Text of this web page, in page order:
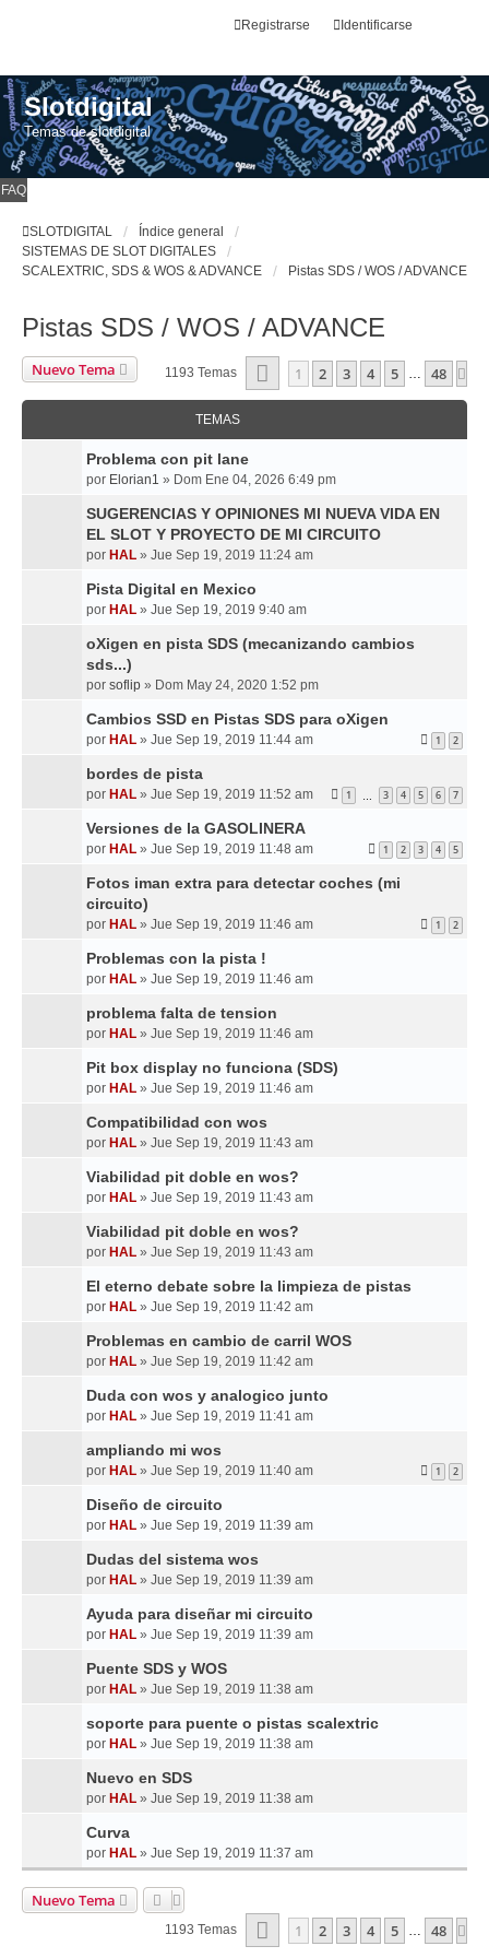
Identificarse
Registrarse
Slotdigital
Temas de slotdigital
FAQ
SLOTDIGITAL
Índice general
SISTEMAS DE SLOT DIGITALES
SCALEXTRIC, SDS & WOS & ADVANCE
Pistas SDS / WOS / ADVANCE
Pistas SDS / WOS / ADVANCE
Nuevo Tema 1193 Temas Página1 De 48
1 2 3 4 5 … 48
TEMAS
Problema con pit lane
por Elorian1 » Dom Ene 04, 2026 6:49 pm
SUGERENCIAS Y OPINIONES MI NUEVA VIDA EN
EL SLOT Y PROYECTO DE MI CIRCUITO
por HAL » Jue Sep 19, 2019 11:24 am
Pista Digital en Mexico
por HAL » Jue Sep 19, 2019 9:40 am
oXigen en pista SDS (mecanizando cambios
sds...)
por soflip » Dom May 24, 2020 1:52 pm
Cambios SSD en Pistas SDS para oXigen
por HAL » Jue Sep 19, 2019 11:44 am 1 2
bordes de pista
por HAL » Jue Sep 19, 2019 11:52 am 1 … 3 4 5 6 7
Versiones de la GASOLINERA
por HAL » Jue Sep 19, 2019 11:48 am 1 2 3 4 5
Fotos iman extra para detectar coches (mi
circuito)
por HAL » Jue Sep 19, 2019 11:46 am 1 2
Problemas con la pista !
por HAL » Jue Sep 19, 2019 11:46 am
problema falta de tension
por HAL » Jue Sep 19, 2019 11:46 am
Pit box display no funciona (SDS)
por HAL » Jue Sep 19, 2019 11:46 am
Compatibilidad con wos
por HAL » Jue Sep 19, 2019 11:43 am
Viabilidad pit doble en wos?
por HAL » Jue Sep 19, 2019 11:43 am
Viabilidad pit doble en wos?
por HAL » Jue Sep 19, 2019 11:43 am
El eterno debate sobre la limpieza de pistas
por HAL » Jue Sep 19, 2019 11:42 am
Problemas en cambio de carril WOS
por HAL » Jue Sep 19, 2019 11:42 am
Duda con wos y analogico junto
por HAL » Jue Sep 19, 2019 11:41 am
ampliando mi wos
por HAL » Jue Sep 19, 2019 11:40 am 1 2
Diseño de circuito
por HAL » Jue Sep 19, 2019 11:39 am
Dudas del sistema wos
por HAL » Jue Sep 19, 2019 11:39 am
Ayuda para diseñar mi circuito
por HAL » Jue Sep 19, 2019 11:39 am
Puente SDS y WOS
por HAL » Jue Sep 19, 2019 11:38 am
soporte para puente o pistas scalextric
por HAL » Jue Sep 19, 2019 11:38 am
Nuevo en SDS
por HAL » Jue Sep 19, 2019 11:38 am
Curva
por HAL » Jue Sep 19, 2019 11:37 am
Nuevo Tema
1193 Temas Página1 De 48
1 2 3 4 5 … 48